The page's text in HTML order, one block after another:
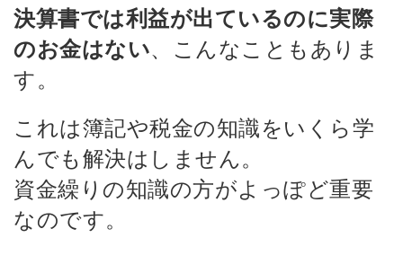
決算書では利益が出ているのに実際
のお金はない、こんなこともありま
す。
これは簿記や税金の知識をいくら学
んでも解決はしません。
資金繰りの知識の方がよっぽど重要
なのです。